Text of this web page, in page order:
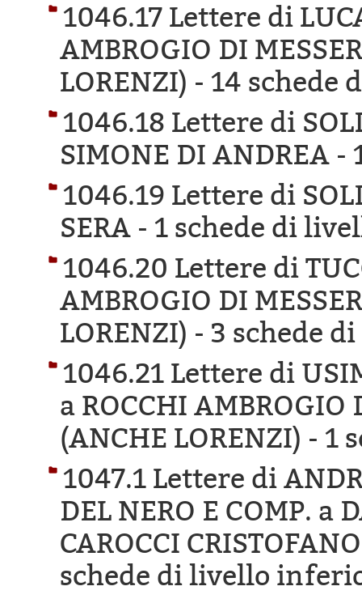
1046.17 Lettere di
AMBROGIO DI
LORENZI) - 14 schede
1046.18 Lettere di
SIMONE DI ANDREA -
1046.19 Lettere di
SERA - 1 schede di
1046.20 Lettere di
AMBROGIO DI
LORENZI) - 3 schede
1046.21 Lettere di
a ROCCHI AMBROGIO
(ANCHE LORENZI) - 1
1047.1 Lettere di
DEL NERO E COMP. a
CAROCCI
schede di livello